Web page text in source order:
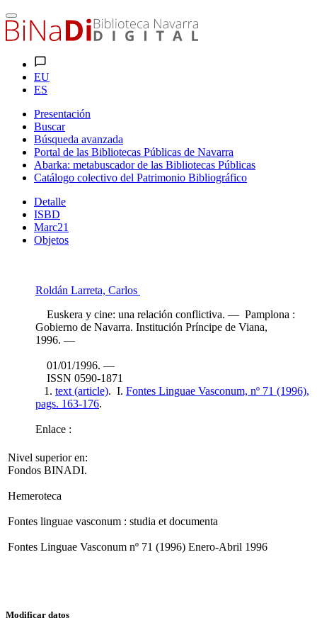
EU
ES
Presentación
Buscar
Búsqueda avanzada
Portal de las Bibliotecas Públicas de Navarra
Abarka: metabuscador de las Bibliotecas Públicas
Catálogo colectivo del Patrimonio Bibliográfico
Detalle
ISBD
Marc21
Objetos
Roldán Larreta, Carlos
Euskera y cine: una relación conflictiva. — Pamplona :
Gobierno de Navarra. Institución Príncipe de Viana,
1996. —
01/01/1996. —
ISSN 0590-1871
1. text (article). I. Fontes Linguae Vasconum, nº 71 (1996),
pags. 163-176.
Enlace :
Nivel superior en:
Fondos BINADI.
Hemeroteca
Fontes linguae vasconum : studia et documenta
Fontes Linguae Vasconum nº 71 (1996) Enero-Abril 1996
Modificar datos